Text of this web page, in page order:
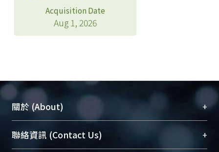
Acquisition Date
Aug 1, 2026
關於 (About) +
臺大位居世界頂尖大學之列，為永久珍藏及向國際
展現本校豐碩的研究成果及學術能量，圖書館整合
聯絡資訊 (Contact Us) +